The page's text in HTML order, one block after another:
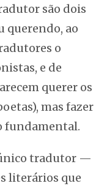
são dois
querendo, ao
o
e de
querer os
mas fazer
fundamental.
tradutor —
literários que